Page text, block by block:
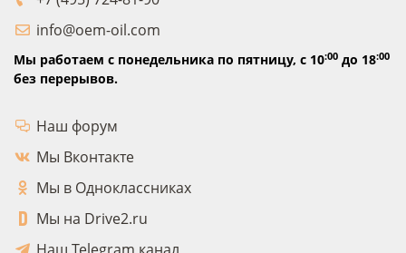
info@oem-oil.com
Мы работаем с понедельника по пятницу, с 10:00 до 18:00
без перерывов.
Наш форум
Мы Вконтакте
Мы в Одноклассниках
Мы на Drive2.ru